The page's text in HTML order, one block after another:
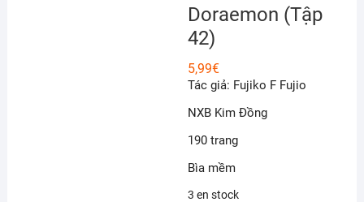
Doraemon (Tập
42)
5,99€
Tác giả: Fujiko F Fujio
NXB Kim Đồng
190 trang
Bìa mềm
3 en stock